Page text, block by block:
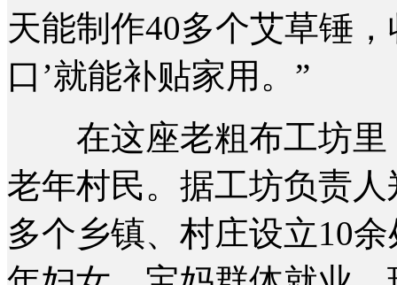
天能制作40多个艾草锤
口’就能补贴家用。”
在这座老粗布工坊里
老年村民。据工坊负责
多个乡镇、村庄设立10